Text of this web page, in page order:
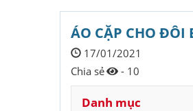
ÁO CẶP CHO ĐÔI
17/01/2021
Chia sẻ - 10
Danh mục